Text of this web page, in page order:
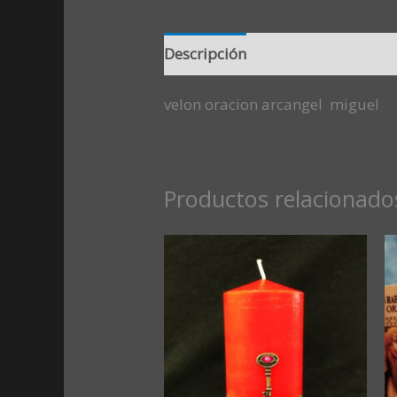
Descripción
velon oracion arcangel miguel
Productos